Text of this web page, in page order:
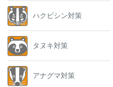
ハクビシン対策
タヌキ対策
アナグマ対策